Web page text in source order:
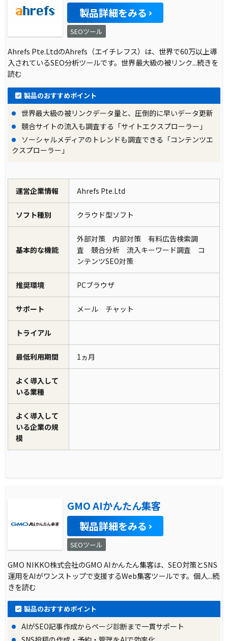
製品詳細をみる
SEOツール
Ahrefs Pte.LtdのAhrefs（エイチレフス）は、世界で60万以上導
入されているSEO分析ツールです。世界最大級の被リンク...続きを
読む
製品のおすすめポイント
世界最大級の被リンクデータ量と、圧倒的に早いデータ更新
競合サイトの流入も調査する「サイトエクスプローラー」
ソーシャルメディアのトレンドも調査できる「コンテンツエ
クスプローラー」
運営企業情報 Ahrefs Pte.Ltd
ソフト種別 クラウド型ソフト
基本的な機能
外部対策 内部対策 有料広告検索調
査 競合分析 流入キーワード調査 コ
ンテンツSEO対策
推奨環境 PCブラウザ
サポート メール チャット
トライアル
最低利用期間 1ヵ月
よく導入して
いる業種
よく導入して
いる企業の規
模
GMO AIかんたん集客
製品詳細をみる
SEOツール
GMO NIKKO株式会社のGMO AIかんたん集客は、SEO対策とSNS
運用をAIがワンストップで支援するWeb集客ツールです。個人...続
きを読む
製品のおすすめポイント
AIがSEO記事作成からページ診断まで一貫サポート